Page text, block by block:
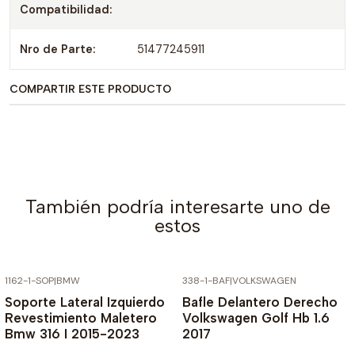
Compatibilidad:
Nro de Parte: 51477245911
COMPARTIR ESTE PRODUCTO
También podría interesarte uno de
estos
1162-1-SOP|BMW
Soporte Lateral Izquierdo
Revestimiento Maletero
Bmw 316 I 2015-2023
338-1-BAF|VOLKSWAGEN
Bafle Delantero Derecho
Volkswagen Golf Hb 1.6
2017